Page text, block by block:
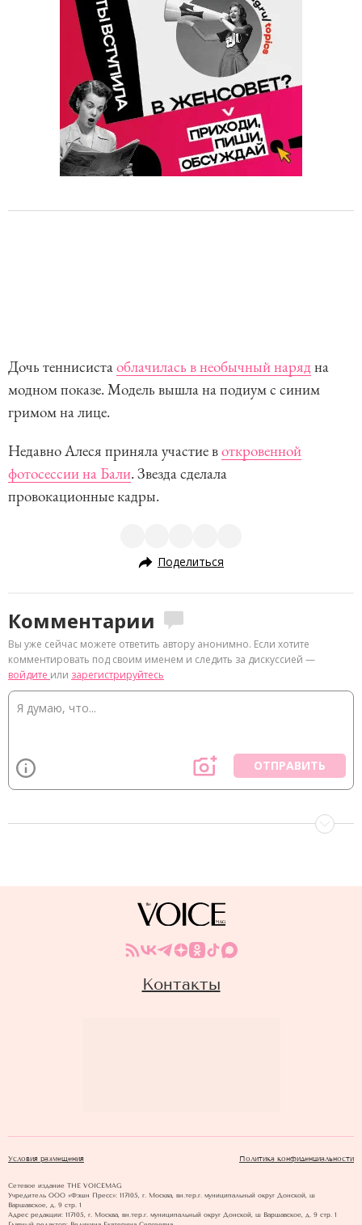
Дочь теннисистаоблачилась в необычный нарядна
модном показе. Модель вышла на подиум с синим
гримом на лице.
Недавно Алеся приняла участие воткровенной
фотосессии на Бали. Звезда сделала
провокационные кадры.
Поделиться
Комментарии
Вы уже сейчас можете ответить автору анонимно. Если хотите
комментировать под своим именем и следить за дискуссией —
войдите или зарегистрируйтесь
ОТПРАВИТЬ
Контакты
Условия размещения Политика конфиденциальности
Сетевое издание THE VOICEMAG
Учредитель ООО «Фэшн Пресс»: 117105, г. Москва, вн.тер.г. муниципальный округ Донской, ш
Варшавское, д. 9 стр. 1
Адрес редакции: 117105, г. Москва, вн.тер.г. муниципальный округ Донской, ш Варшавское, д. 9 стр. 1